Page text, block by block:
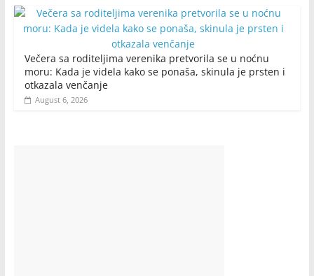
Večera sa roditeljima verenika pretvorila se u noćnu
moru: Kada je videla kako se ponaša, skinula je prsten i
otkazala venčanje
August 6, 2026